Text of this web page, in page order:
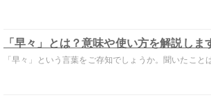
「早々」とは？意味や使い方を解説しま
「早々」という言葉をご存知でしょうか。聞いたこと